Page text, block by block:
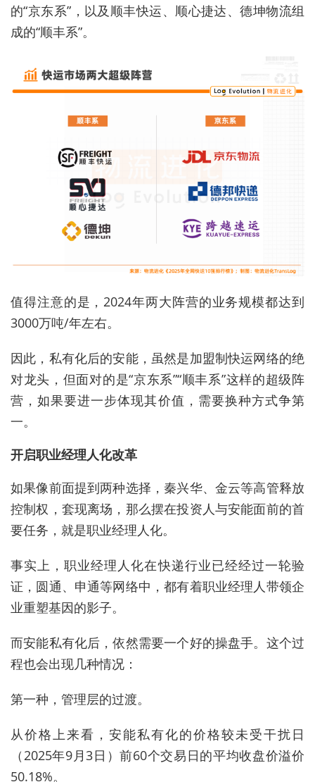
的“京东系”，以及顺丰快运、顺心捷达、德坤物流组
成的“顺丰系”。
值得注意的是，2024年两大阵营的业务规模都达到
3000万吨/年左右。
因此，私有化后的安能，虽然是加盟制快运网络的绝
对龙头，但面对的是“京东系”“顺丰系”这样的超级阵
营，如果要进一步体现其价值，需要换种方式争第
一。
开启职业经理人化改革
如果像前面提到两种选择，秦兴华、金云等高管释放
控制权，套现离场，那么摆在投资人与安能面前的首
要任务，就是职业经理人化。
事实上，职业经理人化在快递行业已经经过一轮验
证，圆通、申通等网络中，都有着职业经理人带领企
业重塑基因的影子。
而安能私有化后，依然需要一个好的操盘手。这个过
程也会出现几种情况：
第一种，管理层的过渡。
从价格上来看，安能私有化的价格较未受干扰日
（2025年9月3日）前60个交易日的平均收盘价溢价
50.18%。